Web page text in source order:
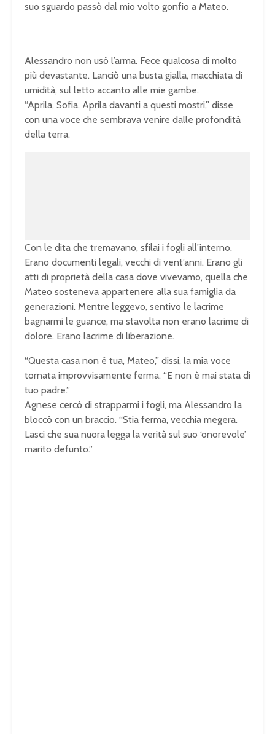
suo sguardo passò dal mio volto gonfio a Mateo.
Alessandro non usò l’arma. Fece qualcosa di molto
più devastante. Lanciò una busta gialla, macchiata di
umidità, sul letto accanto alle mie gambe.
“Aprila, Sofia. Aprila davanti a questi mostri,” disse
con una voce che sembrava venire dalle profondità
della terra.
Con le dita che tremavano, sfilai i fogli all’interno.
Erano documenti legali, vecchi di vent’anni. Erano gli
atti di proprietà della casa dove vivevamo, quella che
Mateo sosteneva appartenere alla sua famiglia da
generazioni. Mentre leggevo, sentivo le lacrime
bagnarmi le guance, ma stavolta non erano lacrime di
dolore. Erano lacrime di liberazione.
“Questa casa non è tua, Mateo,” dissi, la mia voce
tornata improvvisamente ferma. “E non è mai stata di
tuo padre.”
Agnese cercò di strapparmi i fogli, ma Alessandro la
bloccò con un braccio. “Stia ferma, vecchia megera.
Lasci che sua nuora legga la verità sul suo ‘onorevole’
marito defunto.”